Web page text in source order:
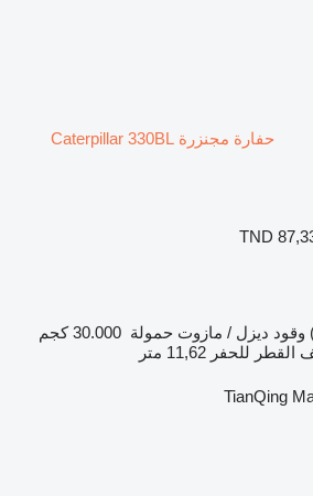
حفارة مجنزرة Caterpillar 330BL
TND
وقود ديزل / مازوت حمولة 30.000 كجم
القطر للحفر 11,62 متر
TianQing